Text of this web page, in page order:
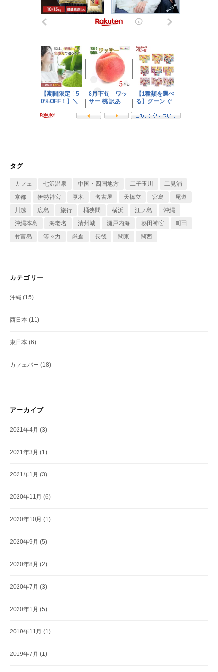
タグ
カフェ 七沢温泉 中国・四国地方 二子玉川 二見浦
京都 伊勢神宮 厚木 名古屋 天橋立 宮島 尾道
川越 広島 旅行 桶狭間 横浜 江ノ島 沖縄
沖縄本島 海老名 清州城 瀬戸内海 熱田神宮 町田
竹富島 等々力 鎌倉 長後 関東 関西
カテゴリー
沖縄 (15)
西日本 (11)
東日本 (6)
カフェバー (18)
アーカイブ
2021年4月 (3)
2021年3月 (1)
2021年1月 (3)
2020年11月 (6)
2020年10月 (1)
2020年9月 (5)
2020年8月 (2)
2020年7月 (3)
2020年1月 (5)
2019年11月 (1)
2019年7月 (1)